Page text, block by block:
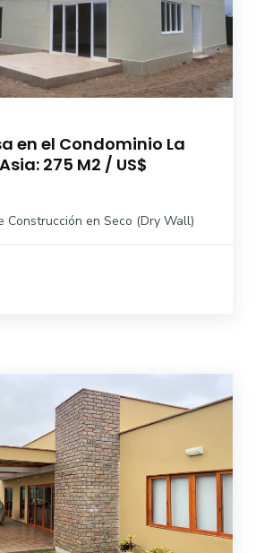
en el Condominio La
275 M2 / US$
Construcción en Seco (Dry Wall)